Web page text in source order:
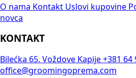
O nama Kontakt Uslovi kupovine
novca
KONTAKT
Bilećka 65. Voždove Kapije+381 64
office@groomingoprema.com